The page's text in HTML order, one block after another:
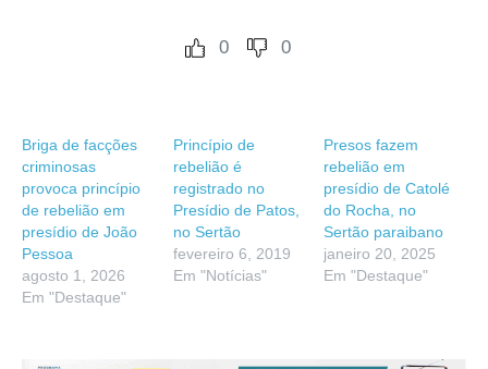
0 0
Briga de facções
criminosas
provoca princípio
de rebelião em
presídio de João
Pessoa
agosto 1, 2026
Em "Destaque"
Princípio de
rebelião é
registrado no
Presídio de Patos,
no Sertão
fevereiro 6, 2019
Em "Notícias"
Presos fazem
rebelião em
presídio de Catolé
do Rocha, no
Sertão paraibano
janeiro 20, 2025
Em "Destaque"